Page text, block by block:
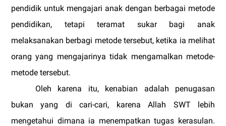
pendidik untuk mengajari anak dengan berbagai metode
pendidikan, tetapi teramat sukar bagi anak
melaksanakan berbagi metode tersebut, ketika ia melihat
orang yang mengajarinya tidak mengamalkan metode-
metode tersebut.
Oleh karena itu, kenabian adalah penugasan
bukan yang di cari-cari, karena Allah SWT lebih
mengetahui dimana ia menempatkan tugas kerasulan.